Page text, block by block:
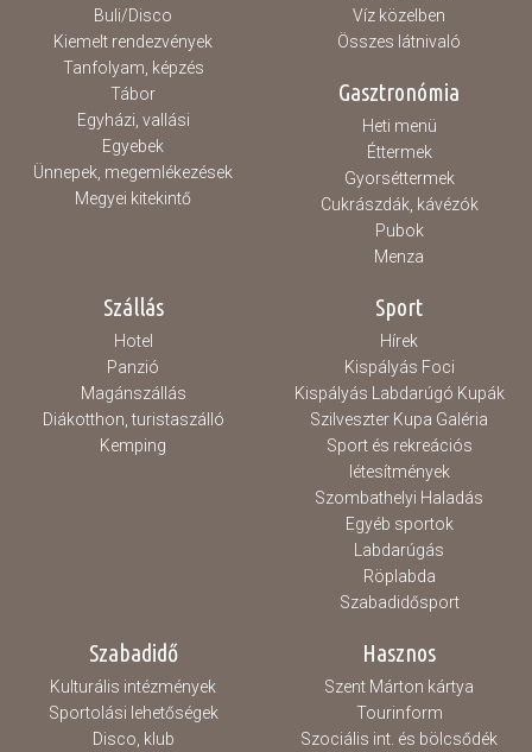
Buli/Disco
Kiemelt rendezvények
Tanfolyam, képzés
Tábor
Egyházi, vallási
Egyebek
Ünnepek, megemlékezések
Megyei kitekintő
Víz közelben
Összes látnivaló
Gasztronómia
Heti menü
Éttermek
Gyorséttermek
Cukrászdák, kávézók
Pubok
Menza
Szállás
Hotel
Panzió
Magánszállás
Diákotthon, turistaszálló
Kemping
Sport
Hírek
Kispályás Foci
Kispályás Labdarúgó Kupák
Szilveszter Kupa Galéria
Sport és rekreációs
létesítmények
Szombathelyi Haladás
Egyéb sportok
Labdarúgás
Röplabda
Szabadidősport
Szabadidő
Kulturális intézmények
Sportolási lehetőségek
Disco, klub
Hasznos
Szent Márton kártya
Tourinform
Szociális int. és bölcsődék